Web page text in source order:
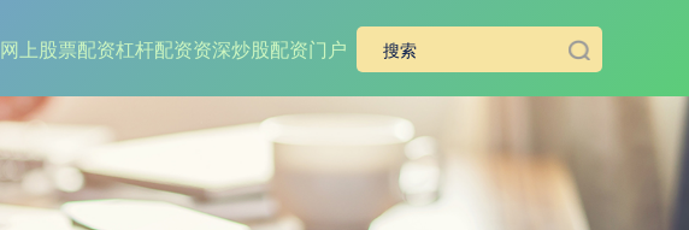
网上股票配资杠杆配资资深炒股配资门户